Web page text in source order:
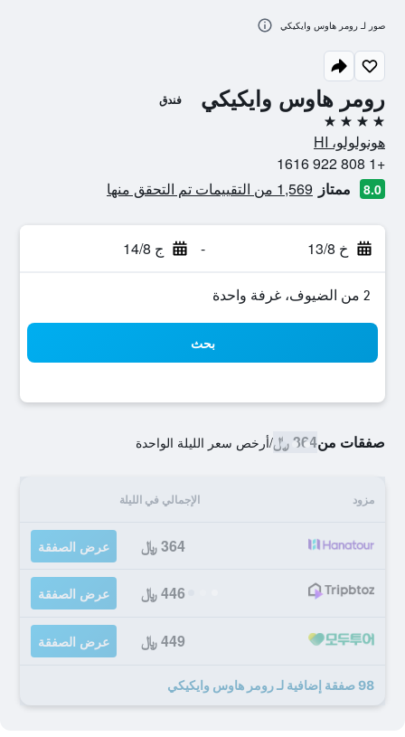
رومر هاوس وايكيكي فندق
4 نجوم
هونولولو، HI
+1 808 922 1616
8.0 ممتاز 1,569 من التقييمات تم التحقق منها
خ 13/8 - ج 14/8
2 من الضيوف، غرفة واحدة
بحث
صفقات من364 ﷼ /أرخص سعر الليلة الواحدة
مزود الإجمالي في الليلة
364 ﷼ عرض الصفقة
446 ﷼ عرض الصفقة
449 ﷼ عرض الصفقة
98 صفقة إضافية لـ رومر هاوس وايكيكي
صور لـ رومر هاوس وايكيكي